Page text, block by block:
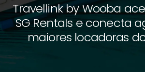
Travellink by Wooba
SG Rentals e conecta
maiores locadoras